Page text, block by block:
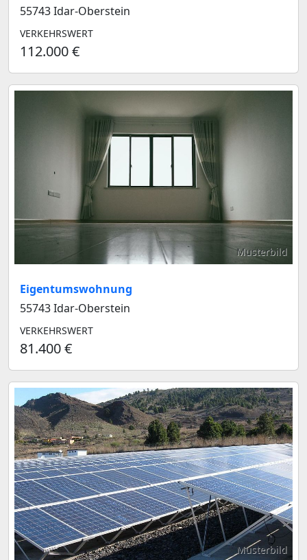
55743 Idar-Oberstein
VERKEHRSWERT
112.000 €
Musterbild
Eigentumswohnung
55743 Idar-Oberstein
VERKEHRSWERT
81.400 €
Musterbild